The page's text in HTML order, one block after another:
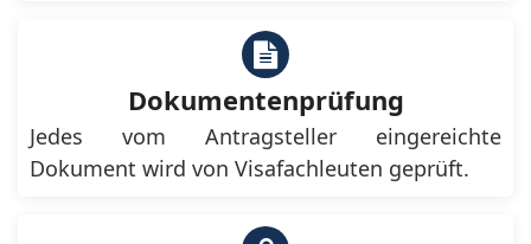
Dokumentenprüfung
Jedes vom Antragsteller eingereichte
Dokument wird von Visafachleuten geprüft.